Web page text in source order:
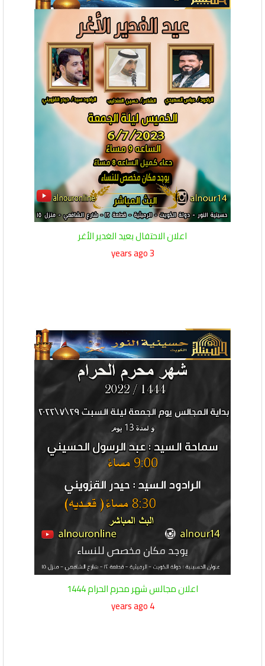
اعلان الاحتفال بعيد الغدير الأغر
3 years ago
اعلان مجالس شهر محرم الحرام 1444
4 years ago